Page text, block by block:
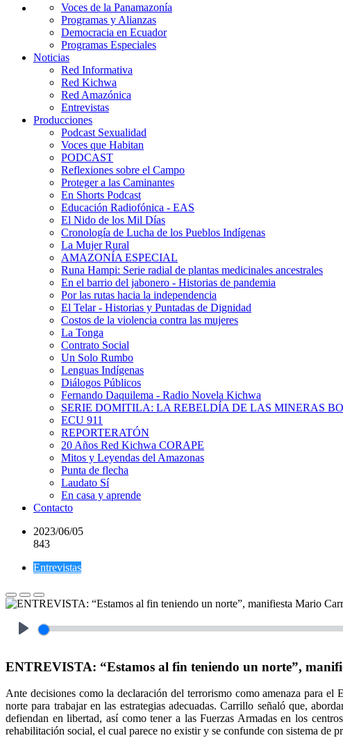
Voces de la Panamazonía
Programas y Alianzas
Democracia en Ecuador
Programas Especiales
Noticias
Red Informativa
Red Kichwa
Red Amazónica
Entrevistas
Producciones
Podcast Sexualidad
Voces que Habitan
PODCAST
Reflexiones sobre el Campo
Proteger a las Caminantes
En Shorts Podcast
Educación Radiofónica - EAS
El Nido de los Mil Días
Cronología de Lucha de los Pueblos Indígenas
La Mujer Rural
AMAZONÍA ESPECIAL
Runa Hampi: Serie radial de plantas medicinales ancestrales
En el barrio del jabonero - Historias de pandemia
Por las rutas hacia la independencia
El Telar - Historias y Puntadas de Dignidad
Costos de la violencia contra las mujeres
La Tonga
Contrato Social
Un Solo Rumbo
Lenguas Indígenas
Diálogos Públicos
Fernando Daquilema - Radio Novela Kichwa
SERIE DOMITILA: LA REBELDÍA DE LAS MINERAS
ECU 911
REPORTERATÓN
20 Años Red Kichwa CORAPE
Mitos y Leyendas del Amazonas
Punta de flecha
Laudato Sí
En casa y aprende
Contacto
2023/06/05
843
Entrevistas
ENTREVISTA: “Estamos al fin teniendo un norte”,
Ante decisiones como la declaración del terrorismo como amenaza para
norte para trabajar en las estrategias adecuadas. Carrillo señaló que,
defiendan en libertad, así como tener a las Fuerzas Armadas en los
rehabilitación social, el cual parece no existir y se confunde con sistema de